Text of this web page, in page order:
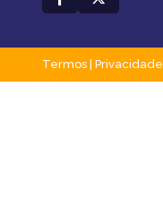
Termos Privacidade